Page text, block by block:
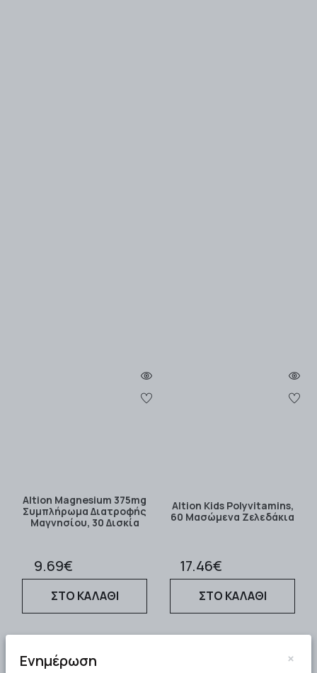
Altion Magnesium 375mg
Συμπλήρωμα Διατροφής
Μαγνησίου, 30 Δισκία
9.69€
ΣΤΟ ΚΑΛΑΘΙ
Altion Kids Polyvitamins,
60 Μασώμενα Zελεδάκια
17.46€
ΣΤΟ ΚΑΛΑΘΙ
Ενημέρωση ×